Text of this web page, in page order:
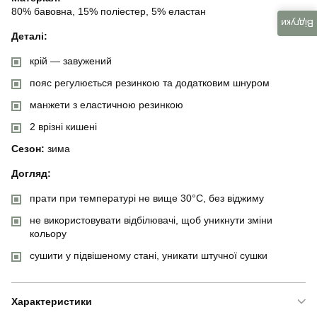
80% бавовна, 15% поліестер, 5% еластан
Деталі:
крій — завужений
пояс регулюється резинкою та додатковим шнуром
манжети з еластичною резинкою
2 врізні кишені
Сезон: зима
Догляд:
прати при температурі не вище 30°C, без віджиму
не використовувати відбілювачі, щоб уникнути зміни
кольору
сушити у підвішеному стані, уникати штучної сушки
Характеристики
Відгуки